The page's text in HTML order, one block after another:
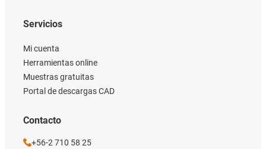
Servicios
Mi cuenta
Herramientas online
Muestras gratuitas
Portal de descargas CAD
Contacto
+56-2 710 58 25